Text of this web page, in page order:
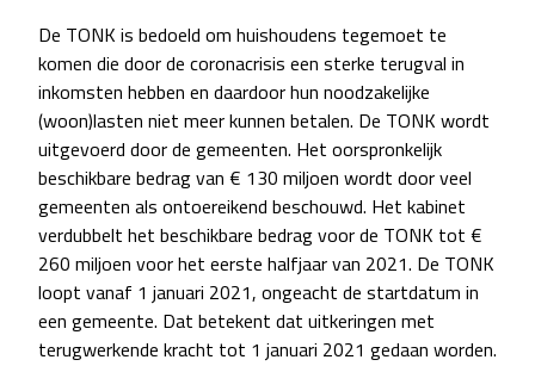
De TONK is bedoeld om huishoudens tegemoet te
komen die door de coronacrisis een sterke terugval in
inkomsten hebben en daardoor hun noodzakelijke
(woon)lasten niet meer kunnen betalen. De TONK wordt
uitgevoerd door de gemeenten. Het oorspronkelijk
beschikbare bedrag van € 130 miljoen wordt door veel
gemeenten als ontoereikend beschouwd. Het kabinet
verdubbelt het beschikbare bedrag voor de TONK tot €
260 miljoen voor het eerste halfjaar van 2021. De TONK
loopt vanaf 1 januari 2021, ongeacht de startdatum in
een gemeente. Dat betekent dat uitkeringen met
terugwerkende kracht tot 1 januari 2021 gedaan worden.